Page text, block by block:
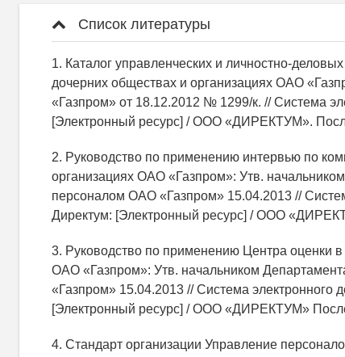
Список литературы
1. Каталог управленческих и личностно-
дочерних обществах и организациях ОАО
«Газпром» от 18.12.2012 № 1299/к. // Система
[Электронный ресурс] / ООО «ДИРЕКТУМ».
2. Руководство по применению интервью по
организациях ОАО «Газпром»: Утв.
персоналом ОАО «Газпром» 15.04.2013 //
Директум: [Электронный ресурс] / ООО
3. Руководство по применению Центра оценки
ОАО «Газпром»: Утв. начальником
«Газпром» 15.04.2013 // Система электронного
[Электронный ресурс] / ООО «ДИРЕКТУМ»
4. Стандарт организации Управление